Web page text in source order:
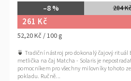
284
–8 %
261 Kč
52,20 Kč / 100 g
🍵 Tradiční nástroj pro dokonalý čajový rituál
metlička na čaj Matcha - Solaris je
pomocníkem pro všechny milovníky tohoto
pokladu. Ručně...